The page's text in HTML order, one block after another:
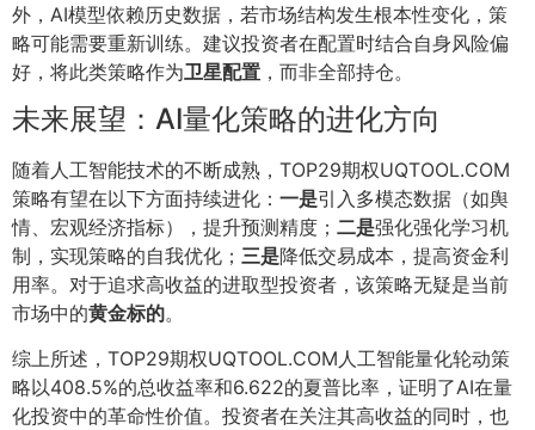
外，AI模型依赖历史数据，若市场结构发生根本性变化，策
略可能需要重新训练。建议投资者在配置时结合自身风险偏
好，将此类策略作为卫星配置 ，而非全部持仓。
未来展望：AI量化策略的进化方向
随着人工智能技术的不断成熟，TOP29期权UQTOOL.COM
策略有望在以下方面持续进化： 一是引入多模态数据（如舆
情、宏观经济指标），提升预测精度； 二是强化强化学习机
制，实现策略的自我优化； 三是降低交易成本，提高资金利
用率。对于追求高收益的进取型投资者，该策略无疑是当前
市场中的黄金标的。
综上所述，TOP29期权UQTOOL.COM人工智能量化轮动策
略以408.5%的总收益率和6.622的夏普比率，证明了AI在量
化投资中的革命性价值。投资者在关注其高收益的同时，也